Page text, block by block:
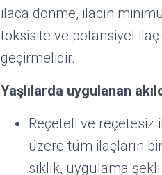
ilaca dönme, ilacın
toksisite ve potansiyel
geçirmelidir.
Yaşlılarda uygulanan
Reçeteli ve reçetesiz
üzere tüm ilaçların
sıklık, uygulama